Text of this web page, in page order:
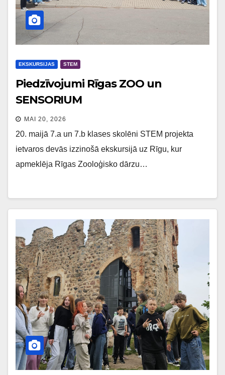
EKSKURSIJAS STEM
Piedzīvojumi Rīgas ZOO un
SENSORIUM
MAI 20, 2026
20. maijā 7.a un 7.b klases skolēni STEM projekta
ietvaros devās izzinošā ekskursijā uz Rīgu, kur
apmeklēja Rīgas Zooloģisko dārzu…